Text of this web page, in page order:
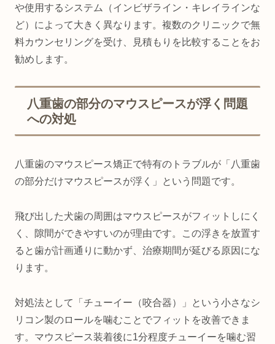
や使用するシステム（インビザライン・キレイラインな
ど）によって大きく異なります。複数のクリニックで無
料カウンセリングを受け、見積もりを比較することをお
勧めします。
八重歯の部分のマウスピースが浮く問題
への対処
八重歯のマウスピース矯正で特有のトラブルが「八重歯
の部分だけマウスピースが浮く」という問題です。
飛び出した犬歯の周囲はマウスピースがフィットしにく
く、隙間ができやすいのが理由です。この浮きを放置す
ると歯が計画通りに動かず、治療期間が延びる原因にな
ります。
対処法として「チューイー（咬合器）」という小さなシ
リコン製のロールを噛むことでフィットを改善できま
す。マウスピース装着後に1分程度チューイーを噛む習